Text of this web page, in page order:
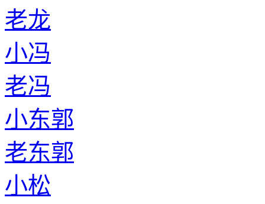
老龙
小冯
老冯
小东郭
老东郭
小松